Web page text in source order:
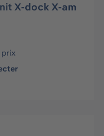
X-dock X-am
prix